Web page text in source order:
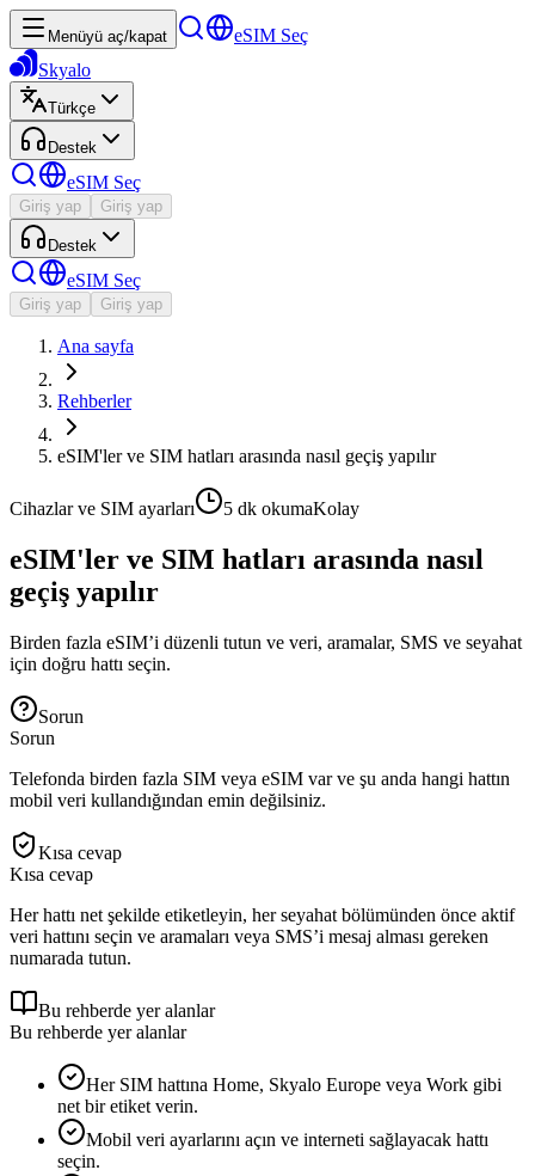
Menüyü aç/kapat
eSIM Seç
Skyalo
Türkçe
Destek
eSIM Seç
Giriş yap Giriş yap
Destek
eSIM Seç
Giriş yap Giriş yap
Ana sayfa
Rehberler
eSIM'ler ve SIM hatları arasında nasıl geçiş yapılır
Cihazlar ve SIM ayarları 5 dk okumaKolay
eSIM'ler ve SIM hatları arasında nasıl
geçiş yapılır
Birden fazla eSIM’i düzenli tutun ve veri, aramalar, SMS ve seyahat
için doğru hattı seçin.
Sorun
Sorun
Telefonda birden fazla SIM veya eSIM var ve şu anda hangi hattın
mobil veri kullandığından emin değilsiniz.
Kısa cevap
Kısa cevap
Her hattı net şekilde etiketleyin, her seyahat bölümünden önce aktif
veri hattını seçin ve aramaları veya SMS’i mesaj alması gereken
numarada tutun.
Bu rehberde yer alanlar
Bu rehberde yer alanlar
Her SIM hattına Home, Skyalo Europe veya Work gibi
net bir etiket verin.
Mobil veri ayarlarını açın ve interneti sağlayacak hattı
seçin.